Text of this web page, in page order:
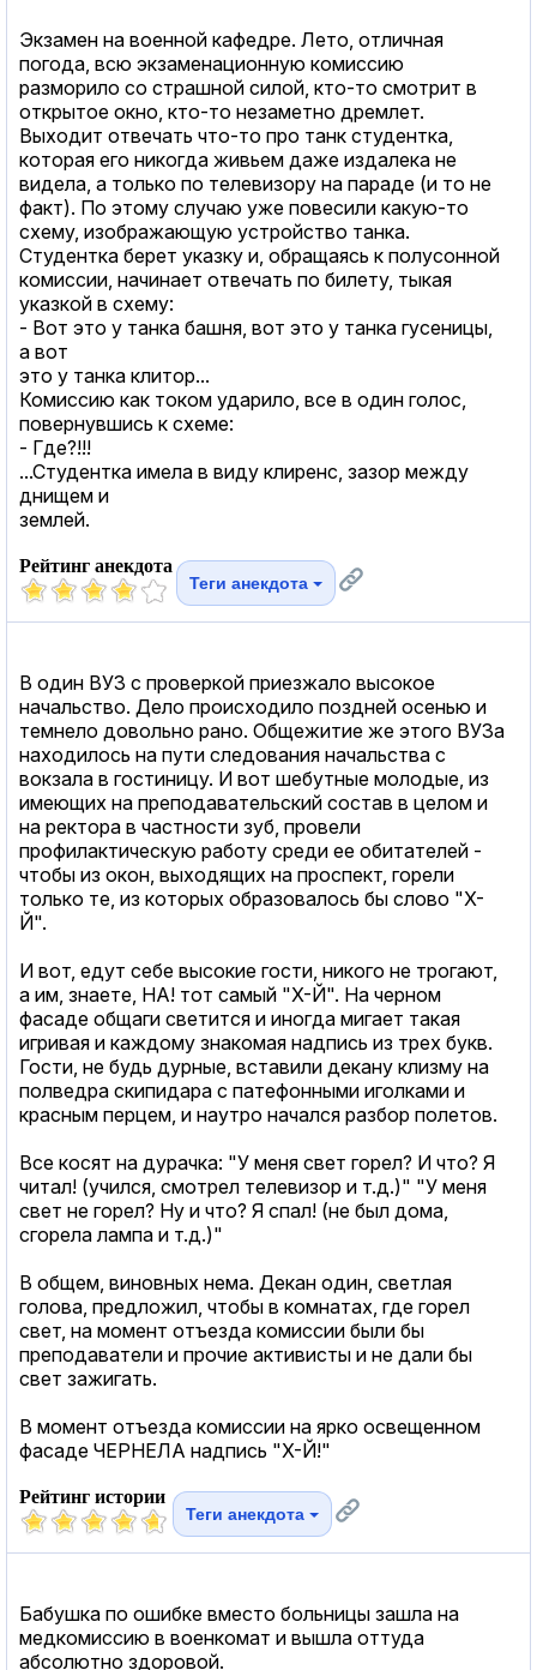
Экзамен на военной кафедре. Лето, отличная
погода, всю экзаменационную комиссию
разморило со страшной силой, кто-то смотрит в
открытое окно, кто-то незаметно дремлет.
Выходит отвечать что-то про танк студентка,
которая его никогда живьем даже издалека не
видела, а только по телевизору на параде (и то не
факт). По этому случаю уже повесили какую-то
схему, изображающую устройство танка.
Студентка берет указку и, обращаясь к полусонной
комиссии, начинает отвечать по билету, тыкая
указкой в схему:
- Вот это у танка башня, вот это у танка гусеницы,
а вот
это у танка клитор...
Комиссию как током ударило, все в один голос,
повернувшись к схеме:
- Где?!!!
...Студентка имела в виду клиренс, зазор между
днищем и
землей.
Рейтинг анекдота
Теги анекдота
В один ВУЗ с проверкой приезжало высокое
начальство. Дело происходило поздней осенью и
темнело довольно рано. Общежитие же этого ВУЗа
находилось на пути следования начальства с
вокзала в гостиницу. И вот шебутные молодые, из
имеющих на преподавательский состав в целом и
на ректора в частности зуб, провели
профилактическую работу среди ее обитателей -
чтобы из окон, выходящих на проспект, горели
только те, из которых образовалось бы слово "Х-
Й".
И вот, едут себе высокие гости, никого не трогают,
а им, знаете, НА! тот самый "X-Й". На черном
фасаде общаги светится и иногда мигает такая
игривая и каждому знакомая надпись из трех букв.
Гости, не будь дурные, вставили декану клизму на
полведра скипидара с патефонными иголками и
красным перцем, и наутро начался разбор полетов.
Все косят на дурачка: "У меня свет горел? И что? Я
читал! (учился, смотрел телевизор и т.д.)" "У меня
свет не горел? Ну и что? Я спал! (не был дома,
сгорела лампа и т.д.)"
В общем, виновных нема. Декан один, светлая
голова, предложил, чтобы в комнатах, где горел
свет, на момент отъезда комиссии были бы
преподаватели и прочие активисты и не дали бы
свет зажигать.
В момент отъезда комиссии на ярко освещенном
фасаде ЧЕРНЕЛА надпись "Х-Й!"
Рейтинг истории
Теги анекдота
Бабушка по ошибке вместо больницы зашла на
медкомиссию в военкомат и вышла оттуда
абсолютно здоровой.